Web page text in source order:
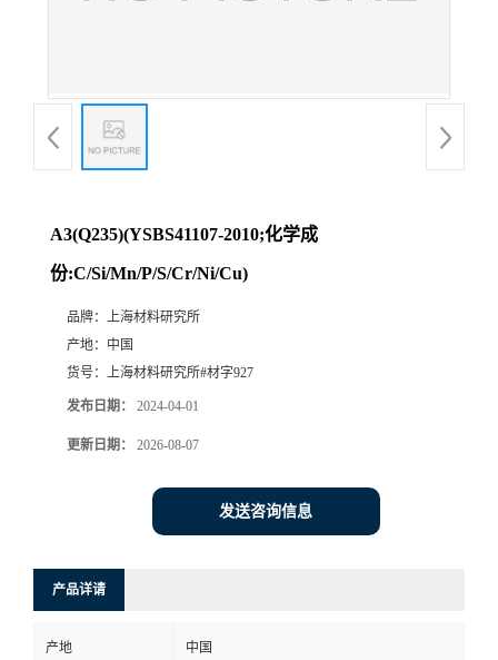
A3(Q235)(YSBS41107-2010;化学成
份:C/Si/Mn/P/S/Cr/Ni/Cu)
品牌： 上海材料研究所
产地： 中国
货号： 上海材料研究所#材字927
发布日期： 2024-04-01
更新日期： 2026-08-07
发送咨询信息
产品详请
产地 中国